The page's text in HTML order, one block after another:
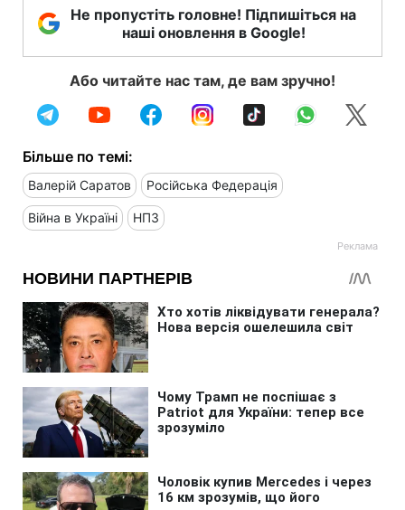
Не пропустіть головне! Підпишіться на
наші оновлення в Google!
Або читайте нас там, де вам зручно!
Більше по темі:
Валерій Саратов Російська Федерація
Війна в Україні НПЗ